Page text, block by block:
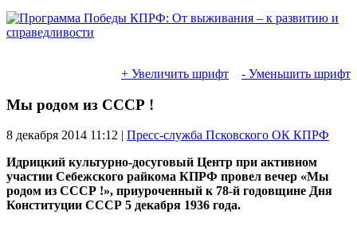
+ Увеличить шрифт - Уменьшить шрифт
Мы родом из СССР !
8 декабря 2014 11:12 | Пресс-служба Псковского ОК КПРФ
Идрицкий культурно-досуговый Центр при активном
участии Себежского райкома КПРФ провел вечер «Мы
родом из СССР !», приуроченный к 78-й годовщине Дня
Конституции СССР 5 декабря 1936 года.